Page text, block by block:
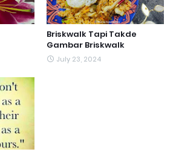
Briskwalk Tapi Takde
Gambar Briskwalk
July 23, 2024